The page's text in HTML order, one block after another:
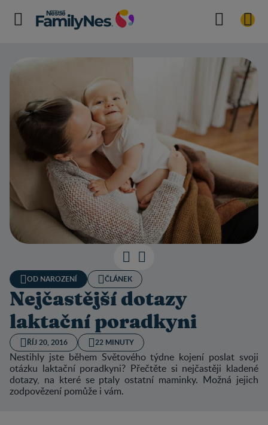
OD NAROZENÍ ČLÁNEK
Nejčastější dotazy
laktační poradkyni
ŘÍJ 20, 2016 22 MINUTY
Nestihly jste během Světového týdne kojení poslat svoji
otázku laktační poradkyni? Přečtěte si nejčastěji kladené
dotazy, na které se ptaly ostatní maminky. Možná jejich
zodpovězení pomůže i vám.